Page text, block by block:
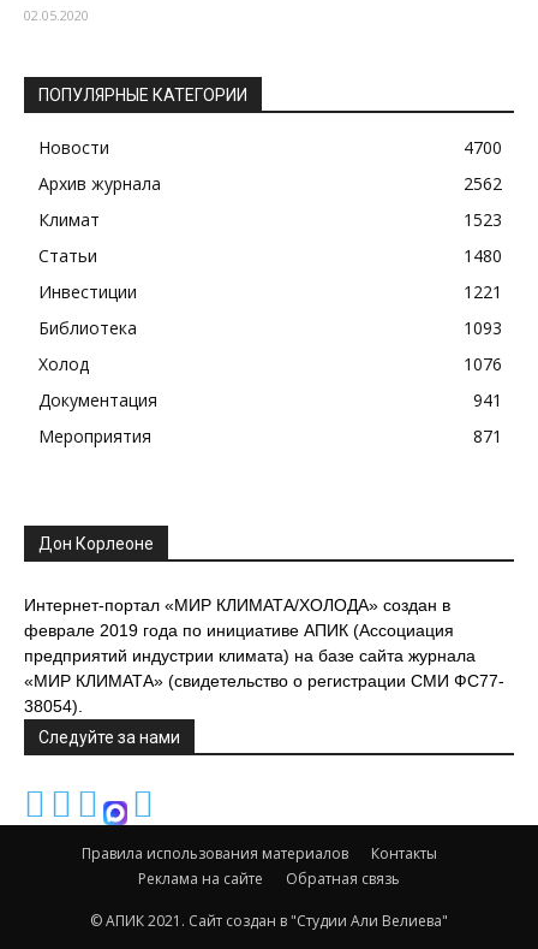
02.05.2020
ПОПУЛЯРНЫЕ КАТЕГОРИИ
Новости
4700
Архив журнала
2562
Климат
1523
Статьи
1480
Инвестиции
1221
Библиотека
1093
Холод
1076
Документация
941
Мероприятия
871
Дон Корлеоне
Интернет-портал «МИР КЛИМАТА/ХОЛОДА» создан в
феврале 2019 года по инициативе АПИК (Ассоциация
предприятий индустрии климата) на базе сайта журнала
«МИР КЛИМАТА» (свидетельство о регистрации СМИ ФС77-
38054).
Следуйте за нами
Правила использования материалов
Контакты
Реклама на сайте
Обратная связь
© АПИК 2021. Сайт создан в "Студии Али Велиева"